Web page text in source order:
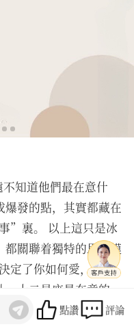
知道他們最在意什
爆發的點，其實都藏在
”裏。 以上這只是冰
關聯着獨特的思維模
定了你如何愛，如何
十二星座最在意的
控了你的選擇與情緒？
點讚 評論